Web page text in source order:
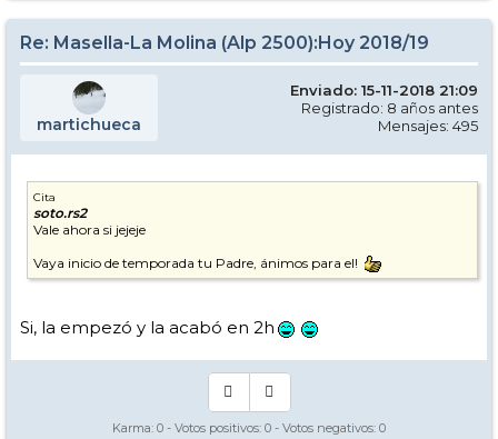
Re: Masella-La Molina (Alp 2500):Hoy 2018/19
martichueca
Enviado: 15-11-2018 21:09
Registrado: 8 años antes
Mensajes: 495
Cita
soto.rs2
Vale ahora si jejeje
Vaya inicio de temporada tu Padre, ánimos para el!
Si, la empezó y la acabó en 2h
Karma: 0 - Votos positivos: 0 - Votos negativos: 0